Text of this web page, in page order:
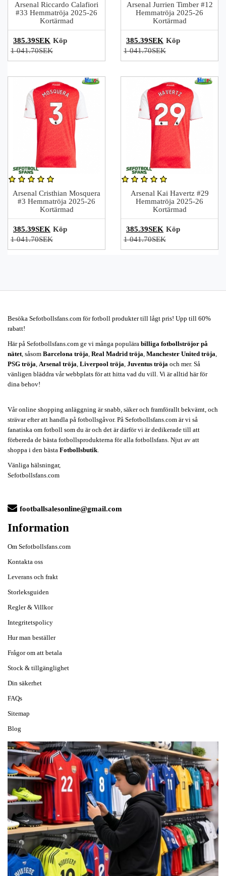
Arsenal Riccardo Calafiori
#33 Hemmatröja 2025-26
Kortärmad
385.39SEK
1 041.70SEK
Köp
Arsenal Jurrien Timber #12
Hemmatröja 2025-26
Kortärmad
385.39SEK
1 041.70SEK
Köp
Arsenal Cristhian Mosquera
#3 Hemmatröja 2025-26
Kortärmad
385.39SEK
1 041.70SEK
Köp
Arsenal Kai Havertz #29
Hemmatröja 2025-26
Kortärmad
385.39SEK
1 041.70SEK
Köp
Besöka Sefotbollsfans.com för fotboll produkter till lågt pris! Upp till 60%
rabatt!
Här på Sefotbollsfans.com ge vi många populära billiga fotbollströjor på
nätet, såsom Barcelona tröja, Real Madrid tröja, Manchester United tröja,
PSG tröja, Arsenal tröja, Liverpool tröja, Juventus tröja och mer. Så
vänligen bläddra vår webbplats för att hitta vad du vill. Vi är alltid här för
dina behov!
Vår online shopping anläggning är snabb, säker och framförallt bekvämt, och
strävar efter att handla på fotbollsgåvor. På Sefotbollsfans.com är vi så
fanatiska om fotboll som du är och det är därför vi är dedikerade till att
förbereda de bästa fotbollsprodukterna för alla fotbollsfans. Njut av att
shoppa i den bästa Fotbollsbutik.
Vänliga hälsningar,
Sefotbollsfans.com
footballsalesonline@gmail.com
Information
Om Sefotbollsfans.com
Kontakta oss
Leverans och frakt
Storleksguiden
Regler & Villkor
Integritetspolicy
Hur man beställer
Frågor om att betala
Stock & tillgänglighet
Din säkerhet
FAQs
Sitemap
Blog